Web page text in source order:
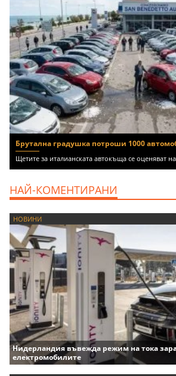
Брутална градушка потроши 1000
Щетите за италианската автокъща се оценяват
НАЙ-КОМЕНТИРАНИ
НОВИНИ
Нидерландия въвежда режим на тока
електромобилите